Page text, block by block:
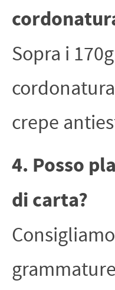
Sopra i
crepe
4. Posso
di carta?